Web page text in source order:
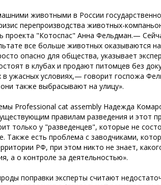
животными в России
перепроизводства животных-
проекта "Котоспас" Анна Фельдман.—
все больше животных оказываются
опасно для общества, указывает
в клубах и продают питомцев без
ужасных условиях,— говорит госпожа
также выбрасывают на улицу».
Professional cat assembly Надежда
правилам разведения и этот
только у "разведенцев", которые не
Также есть проблема с заводчиками,
РФ, при этом никто не знает,
а о контроле за деятельностью».
поправки эксперты считают